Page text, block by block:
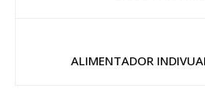
ALIMENTADOR